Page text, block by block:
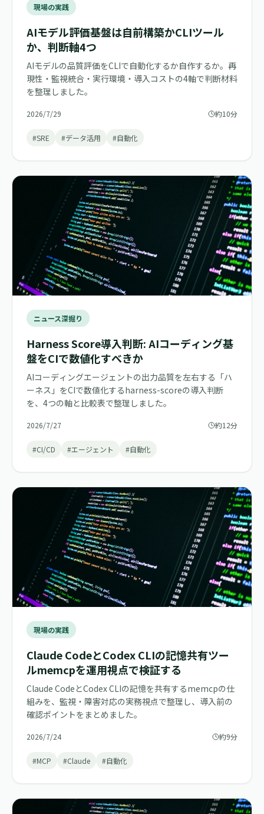
現場の実践
AIモデル評価基盤は自前構築かCLIツール
か、判断軸4つ
AIモデルの品質評価をCLIで自動化するか自作するか。再
現性・監視統合・実行環境・導入コストの4軸で判断材料
を整理しました。
2026/7/29 約10分
#SRE #データ活用 #自動化
ニュース深掘り
Harness Score導入判断: AIコーディング基
盤をCIで数値化すべきか
AIコーディングエージェントの出力品質を左右する「ハ
ーネス」をCIで数値化するharness-scoreの導入判断
を、4つの軸と比較表で整理しました。
2026/7/27 約12分
#CI/CD #エージェント #自動化
現場の実践
Claude CodeとCodex CLIの記憶共有ツー
ルmemcpを運用視点で検証する
Claude CodeとCodex CLIの記憶を共有するmemcpの仕
組みを、監視・障害対応の実務視点で整理し、導入前の
確認ポイントをまとめました。
2026/7/24 約9分
#MCP #Claude #自動化